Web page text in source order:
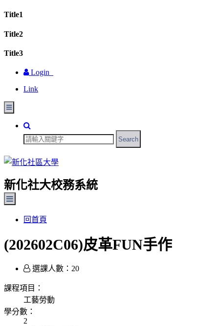
Title1
Title2
Title3
Login
Link
Search
新化社大校務系統
回首頁
(202602C06)皮革FUN手作
選課人數：20
課程項目：
工藝勞動
學分數：
2